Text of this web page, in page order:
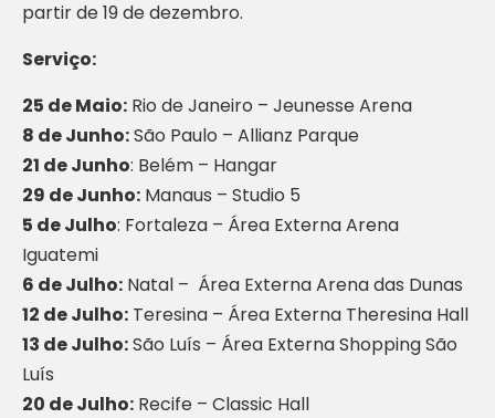
partir de 19 de dezembro.
Serviço:
25 de Maio: Rio de Janeiro – Jeunesse Arena
8 de Junho:São Paulo – Allianz Parque
21 de Junho: Belém – Hangar
29 de Junho: Manaus – Studio 5
5 de Julho: Fortaleza – Área Externa Arena
Iguatemi
6 de Julho: Natal – Área Externa Arena das Dunas
12 de Julho: Teresina – Área Externa Theresina Hall
13 de Julho:São Luís – Área Externa Shopping São
Luís
20 de Julho: Recife – Classic Hall